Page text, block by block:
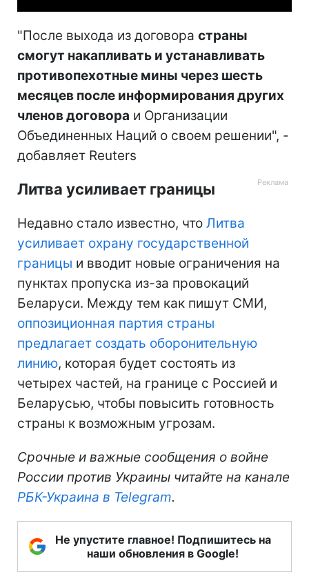
"После выхода из договора страны
смогут накапливать и устанавливать
противопехотные мины через шесть
месяцев после информирования других
членов договора и Организации
Объединенных Наций о своем решении", -
добавляет Reuters
Литва усиливает границы
Недавно стало известно, что Литва
усиливает охрану государственной
границы и вводит новые ограничения на
пунктах пропуска из-за провокаций
Беларуси. Между тем как пишут СМИ,
оппозиционная партия страны
предлагает создать оборонительную
линию, которая будет состоять из
четырех частей, на границе с Россией и
Беларусью, чтобы повысить готовность
страны к возможным угрозам.
Срочные и важные сообщения о войне
России против Украины читайте на канале
РБК-Украина в Telegram.
Не упустите главное! Подпишитесь на
наши обновления в Google!